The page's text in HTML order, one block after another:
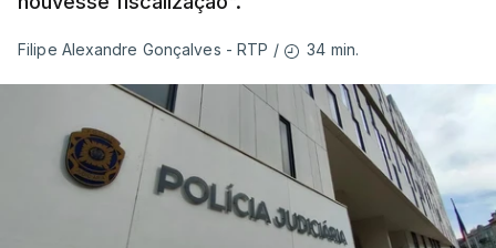
ficou por fazer depois dos relatórios
anteriores, dos incêndios de 2017”.
Montenegro frisou ainda que "este ano temos o
maior dispositivo especial de combater a
incêndios rurais de sempre"e salientou as
Filipe Alexandre Gonçalves - RTP / 34 min.